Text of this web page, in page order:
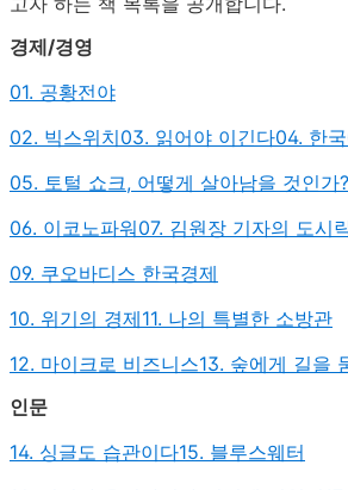
경제/경영
01. 공황전야
02. 빅스위치03. 읽어야 이긴다04. 한
05. 토털 쇼크, 어떻게 살아남을 것인가?
06. 이코노파워07. 김원장 기자의 도시
09. 쿠오바디스 한국경제
10. 위기의 경제11. 나의 특별한 소방관
12. 마이크로 비즈니스13. 숲에게 길을
인문
14. 싱글도 습관이다15. 블루스웨터